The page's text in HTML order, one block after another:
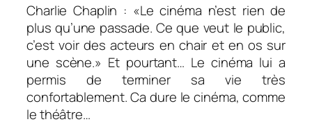
Charlie Chaplin : «Le cinéma n’est rien de
plus qu’une passade. Ce que veut le public,
c’est voir des acteurs en chair et en os sur
une scène.» Et pourtant… Le cinéma lui a
permis de terminer sa vie très
confortablement. Ca dure le cinéma, comme
le théâtre…